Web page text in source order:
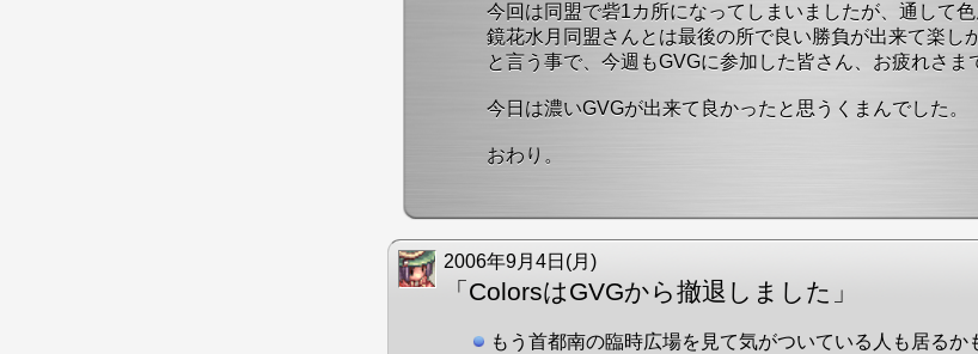
今回は同盟で砦1カ所になってしまいましたが、通して色
鏡花水月同盟さんとは最後の所で良い勝負が出来て楽し
と言う事で、今週もGVGに参加した皆さん、お疲れさま
今日は濃いGVGが出来て良かったと思うくまんでした。
おわり。
2006年9月4日(月)
「ColorsはGVGから撤退しました」
もう首都南の臨時広場を見て気がついている人も居るか